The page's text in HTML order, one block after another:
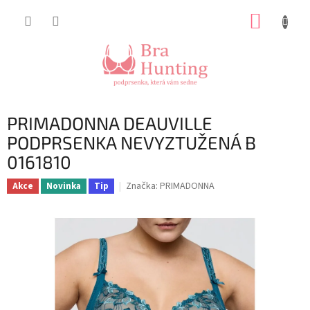
PRIMADONNA DEAUVILLE
PODPRSENKA NEVYZTUŽENÁ B
0161810
Akce Novinka Tip Značka: PRIMADONNA